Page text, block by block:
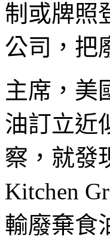
制或牌照
公司，把
主席，美
油訂立近
察，就發
Kitchen
輸廢棄食